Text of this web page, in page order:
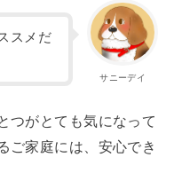
サニーデイ
スメだ
つがとても気になって
ご家庭には、安心でき